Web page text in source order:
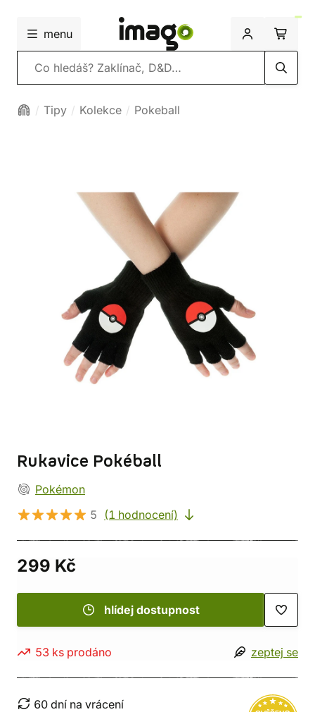
menu
Vyhledávání
Tipy Kolekce Pokeball
Rukavice Pokéball
Pokémon
5
(1 hodnocení)
299 Kč
hlídej dostupnost
53 ks prodáno zeptej se
60 dní na vrácení